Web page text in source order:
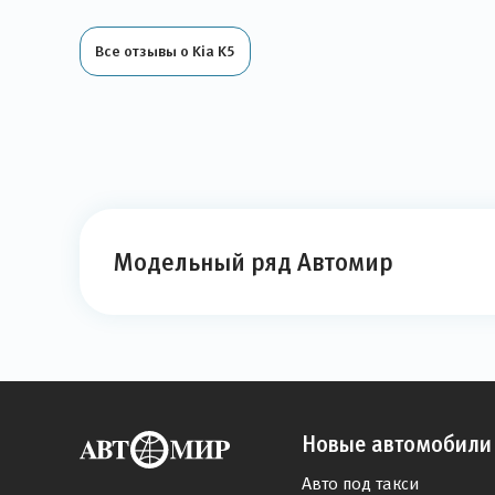
Все отзывы о Kia K5
Модельный ряд Автомир
Новые автомобили
Авто под такси